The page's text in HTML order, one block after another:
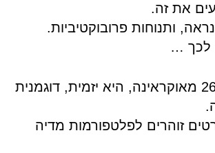
את זה.
ותנוחות פרובוקטיביות.
לכך …
אלנה אומוביץ' היא כוכבת אינסטגרם בת 26 מאוקראינה, היא יזמית, דוגמנית
זוהרים לפלטפורמות מדיה